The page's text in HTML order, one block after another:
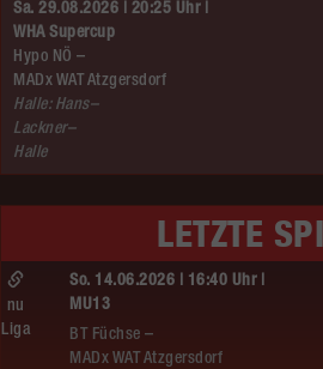
Sa. 29.08.2026 | 20:25 Uhr |
WHA Supercup
Hypo NÖ –
MADx WAT Atzgersdorf
Halle: Hans–
Lackner–
Halle
LETZTE
So. 14.06.2026 | 16:40 Uhr |
MU13
BT Füchse –
MADx WAT Atzgersdorf
nu
Liga